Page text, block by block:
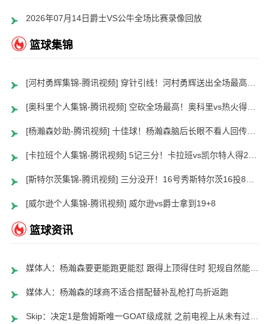
2026年07月14日爵士VS公牛全场比赛录像回放
篮球集锦
[河村勇辉集锦-腾讯视频] 穿针引线！河村勇辉送出全场最高12助攻 8中2拿到5分5板
[奥科里个人集锦-腾讯视频] 空砍全场最高！奥科里vs热火得27分4板
[杨瀚森妙助-腾讯视频] 十佳球！杨瀚森脑后长眼不看人回传助队友暴扣
[卡拉班个人集锦-腾讯视频] 5记三分！卡拉班vs凯尔特人得21+8
[斯特尔茨集锦-腾讯视频] 三分没开！16号秀斯特尔茨16投8中&三分8中2得到22分2板6助
[威尔逊个人集锦-腾讯视频] 威尔逊vs爵士拿到19+8
篮球资讯
媒体人：杨瀚森要更能跑更能怼 跟得上顶得住时 犯规自然能控制了
媒体人：杨瀚森的球商不适合搭配替补乱枪打鸟折返跑
Skip：决定1是詹姆斯唯一GOAT级成就 之前电视上从未有过这种场面